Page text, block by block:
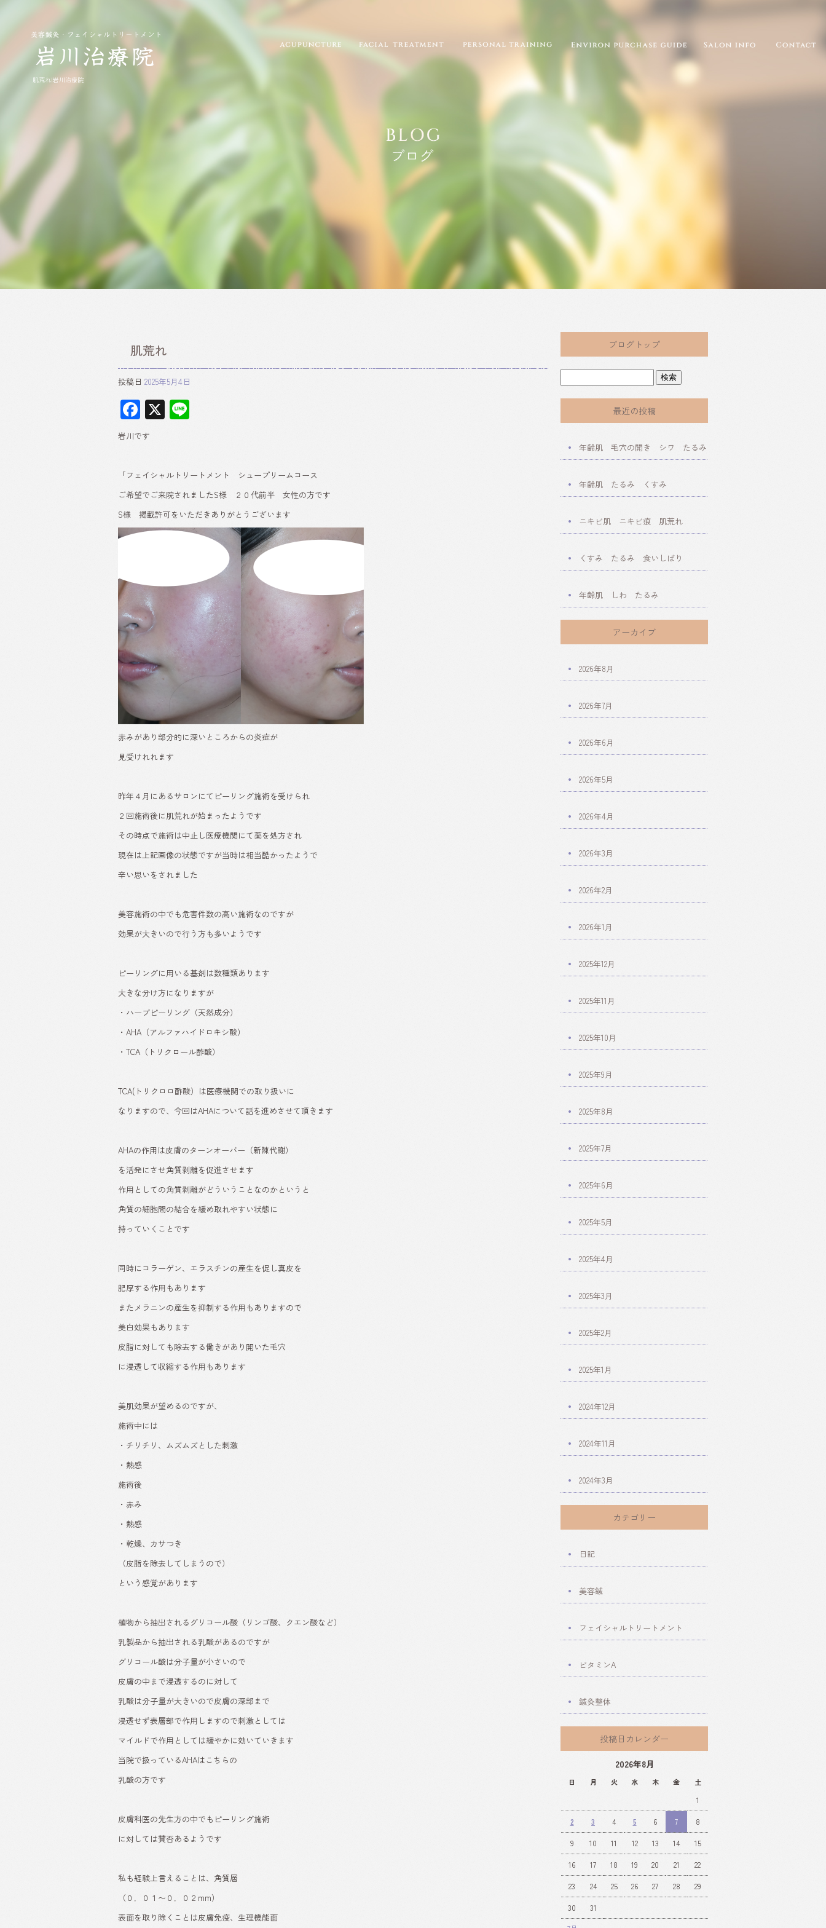
肌荒れ|岩川治療院
肌荒れ
投稿日 2025年5月4日
F
ac
e
b
o
ok
X
岩川です
「フェイシャルトリートメント シュープリームコース
ご希望でご来院されましたS様 ２０代前半 女性の方です
S様 掲載許可をいただきありがとうございます
赤みがあり部分的に深いところからの炎症が
見受けれれます
昨年４月にあるサロンにてピーリング施術を受けられ
２回施術後に肌荒れが始まったようです
その時点で施術は中止し医療機関にて薬を処方され
現在は上記画像の状態ですが当時は相当酷かったようで
辛い思いをされました
美容施術の中でも危害件数の高い施術なのですが
効果が大きいので行う方も多いようです
ピーリングに用いる基剤は数種類あります
大きな分け方になりますが
・ハーブピーリング（天然成分）
・AHA（アルファハイドロキシ酸）
・TCA（トリクロール酢酸）
TCA(トリクロロ酢酸）は医療機関での取り扱いに
なりますので、今回はAHAについて話を進めさせて頂きます
AHAの作用は皮膚のターンオーバー（新陳代謝）
を活発にさせ角質剥離を促進させます
作用としての角質剥離がどういうことなのかというと
角質の細胞間の結合を緩め取れやすい状態に
持っていくことです
同時にコラーゲン、エラスチンの産生を促し真皮を
肥厚する作用もあります
またメラニンの産生を抑制する作用もありますので
美白効果もあります
皮脂に対しても除去する働きがあり開いた毛穴
に浸透して収縮する作用もあります
美肌効果が望めるのですが、
施術中には
・チリチリ、ムズムズとした刺激
・熱感
施術後
・赤み
・熱感
・乾燥、カサつき
（皮脂を除去してしまうので）
という感覚があります
植物から抽出されるグリコール酸（リンゴ酸、クエン酸など）
乳製品から抽出される乳酸があるのですが
グリコール酸は分子量が小さいので
皮膚の中まで浸透するのに対して
乳酸は分子量が大きいので皮膚の深部まで
浸透せず表層部で作用しますので刺激としては
マイルドで作用としては緩やかに効いていきます
当院で扱っているAHAはこちらの
乳酸の方です
皮膚科医の先生方の中でもピーリング施術
に対しては賛否あるようです
私も経験上言えることは、角質層
（０．０１〜０．０２mm）
表面を取り除くことは皮膚免疫、生理機能面
ブログトップ
最近の投稿
年齢肌 毛穴の開き シワ たるみ
年齢肌 たるみ くすみ
ニキビ肌 ニキビ痕 肌荒れ
くすみ たるみ 食いしばり
年齢肌 しわ たるみ
アーカイブ
2026年8月
2026年7月
2026年6月
2026年5月
2026年4月
2026年3月
2026年2月
2026年1月
2025年12月
2025年11月
2025年10月
2025年9月
2025年8月
2025年7月
2025年6月
2025年5月
2025年4月
2025年3月
2025年2月
2025年1月
2024年12月
2024年11月
2024年3月
カテゴリー
日記
美容鍼
フェイシャルトリートメント
ビタミンA
鍼灸整体
投稿日カレンダー
2026年8月
日 月 火 水 木 金 土
1
2 3 4 5 6 7 8
9 10 11 12 13 14 15
16 17 18 19 20 21 22
23 24 25 26 27 28 29
30 31